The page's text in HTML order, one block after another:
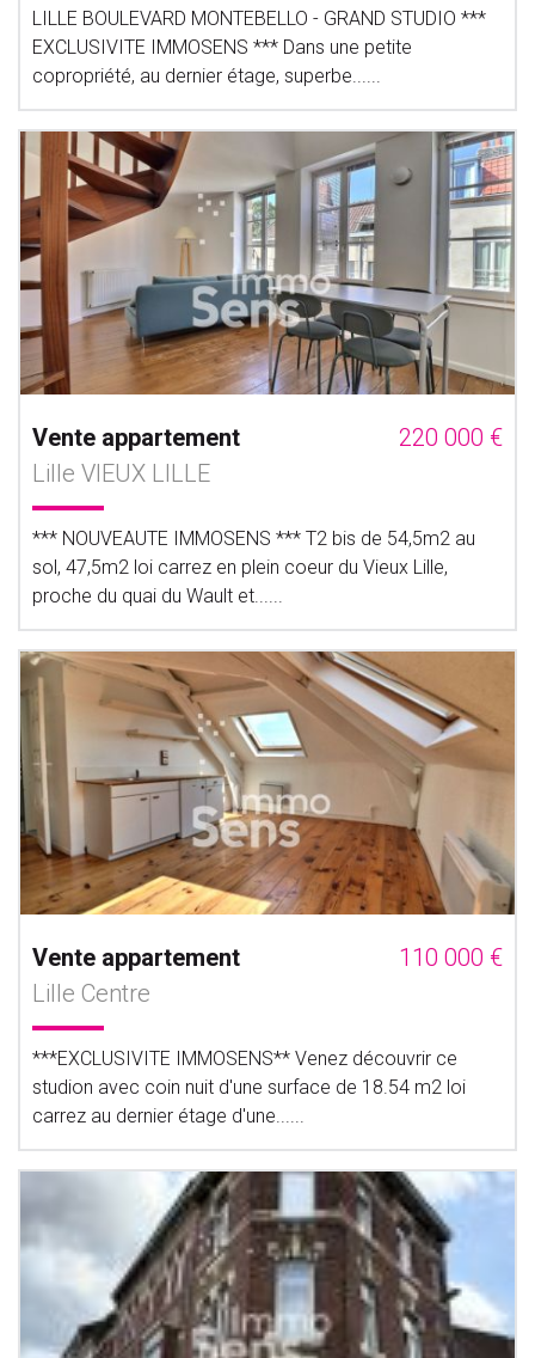
LILLE BOULEVARD MONTEBELLO - GRAND STUDIO ***
EXCLUSIVITE IMMOSENS *** Dans une petite
copropriété, au dernier étage, superbe......
Vente appartement
220 000 €
Lille VIEUX LILLE
*** NOUVEAUTE IMMOSENS *** T2 bis de 54,5m2 au
sol, 47,5m2 loi carrez en plein coeur du Vieux Lille,
proche du quai du Wault et......
Vente appartement
110 000 €
Lille Centre
***EXCLUSIVITE IMMOSENS** Venez découvrir ce
studion avec coin nuit d'une surface de 18.54 m2 loi
carrez au dernier étage d'une......